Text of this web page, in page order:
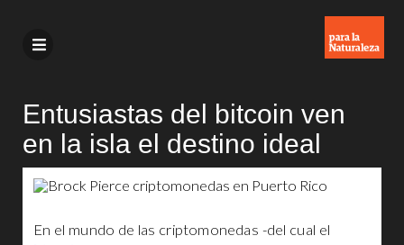
Entusiastas del bitcoin ven
en la isla el destino ideal
En el mundo de las criptomonedas -del cual el